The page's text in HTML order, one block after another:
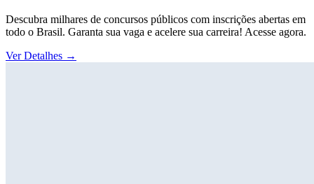
Descubra milhares de concursos públicos com inscrições abertas em
todo o Brasil. Garanta sua vaga e acelere sua carreira! Acesse agora.
Ver Detalhes →